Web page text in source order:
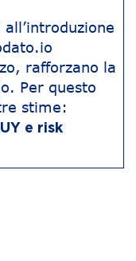
rafforzano la
Per questo
stime:
e risk